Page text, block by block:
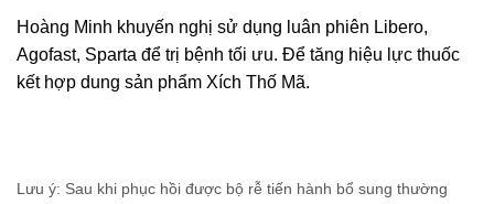
Hoàng Minh khuyến nghị sử dụng luân phiên Libero,
Agofast, Sparta để trị bệnh tối ưu. Để tăng hiệu lực thuốc
kết hợp dung sản phẩm Xích Thố Mã.
Lưu ý: Sau khi phục hồi được bộ rễ tiến hành bổ sung thường